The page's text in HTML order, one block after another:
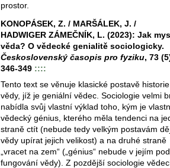
prostor.
KONOPÁSEK, Z. / MARŠÁLEK, J. /
HADWIGER ZÁMEČNÍK, L. (2023): Jak
věda? O vědecké genialitě sociologicky.
Československý časopis pro fyziku, 73
346-349 ::::
Tento text se věnuje klasické postavě historie
vědy, jíž je geniální vědec. Sociologie velmi
nabídla svůj vlastní výklad toho, kým je
vědecký génius, kterého měla tendenci na
straně ctít (nebude tedy velkým postavám
vědy upírat jejich velikost) a na druhé straně
„vracet na zem“ („génius“ nebude v jejím
fungování vědy). Z pozdější sociologie